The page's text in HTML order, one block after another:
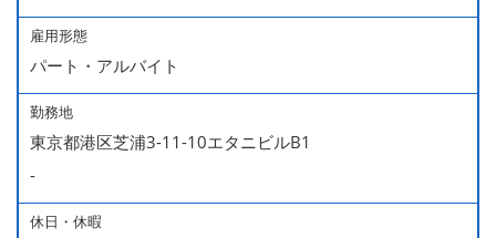
雇用形態
パート・アルバイト
勤務地
東京都港区芝浦3-11-10エタニビルB1
-
休日・休暇